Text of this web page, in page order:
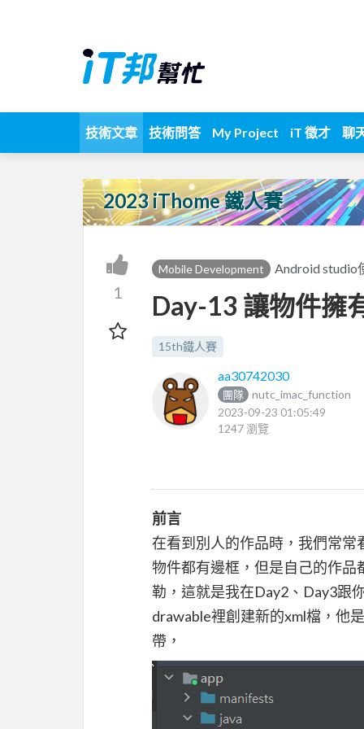
技術文章 技術問答 My Project iT 徵才 聊
2023 iThome 鐵人賽
1
Mobile Development Android studio
Day-13 讓物件擁
15th鐵人賽
aa30742030
團隊
nutc_imac_function
2023-09-23 01:05:49
1247 瀏覽
前言
在看到別人的作品時，我們常
物件都有邊框，但是自己的作
勒，這就是我在Day2、Day3跟
drawable裡創建新的xml檔，他
帶，